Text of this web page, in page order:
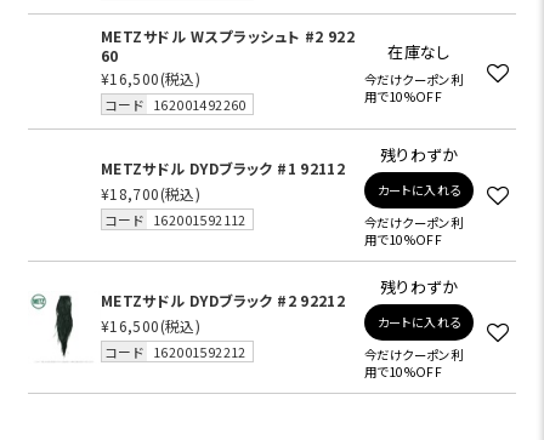
METZサドル Wスプラッシュト #2 922
60
¥16,500(税込)
コード 162001492260
在庫なし
今だけクーポン利
用で10%OFF
METZサドル DYDブラック #1 92112
¥18,700(税込)
コード 162001592112
残りわずか
カートに入れる
今だけクーポン利
用で10%OFF
METZサドル DYDブラック #2 92212
¥16,500(税込)
コード 162001592212
残りわずか
カートに入れる
今だけクーポン利
用で10%OFF